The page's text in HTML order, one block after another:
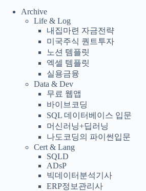
Archive
Life & Log
내집마련 자금전략
미국주식 퀀트투자
노션 템플릿
엑셀 템플릿
실용금융
Data & Dev
무료 웹앱
바이브코딩
SQL 데이터베이스 입문
머신러닝+딥러닝
나도코딩의 파이썬입문
Cert & Lang
SQLD
ADsP
빅데이터분석기사
ERP정보관리사